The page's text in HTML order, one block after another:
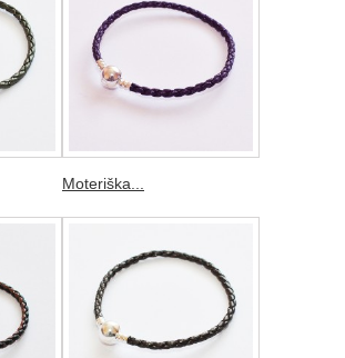
Moteriška...